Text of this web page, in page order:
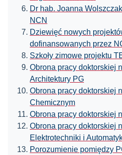
Dr hab. Joanna
NCN
Dziewięć nowych
dofinansowanych przez
Szkoły zimowe projektu
Obrona pracy doktorskiej
Architektury PG
Obrona pracy doktorskiej
Chemicznym
Obrona pracy doktorskiej
Obrona pracy doktorskiej
Elektrotechniki i
Porozumienie pomiędzy